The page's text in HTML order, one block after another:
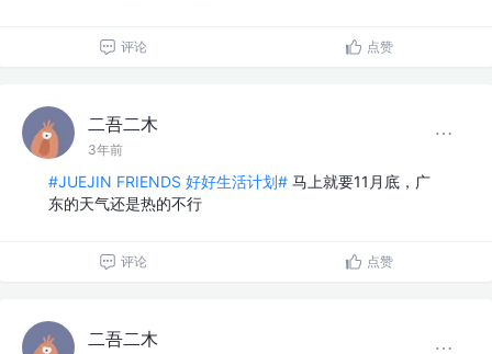
评论 点赞
二吾二木
3年前
#JUEJIN FRIENDS 好好生活计划# 马上就要11月底，广
东的天气还是热的不行
评论 点赞
二吾二木